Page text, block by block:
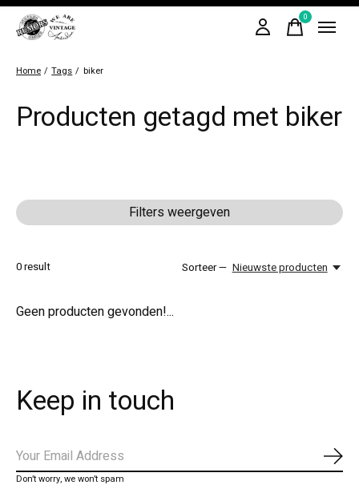
0items
Home / Tags / biker
Producten getagd met biker
Filters weergeven
0result Sorteer — Nieuwste producten
Geen producten gevonden!...
Keep in touch
Don’t worry, we won’t spam